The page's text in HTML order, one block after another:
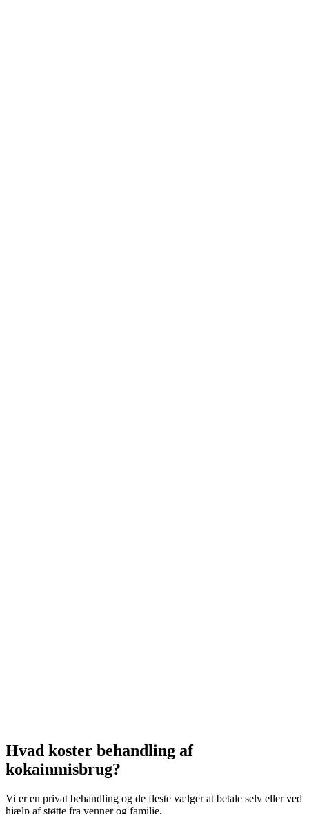
Hvad koster behandling af
kokainmisbrug?
Vi er en privat behandling og de fleste vælger at betale selv eller ved
hjælp af støtte fra venner og familie.